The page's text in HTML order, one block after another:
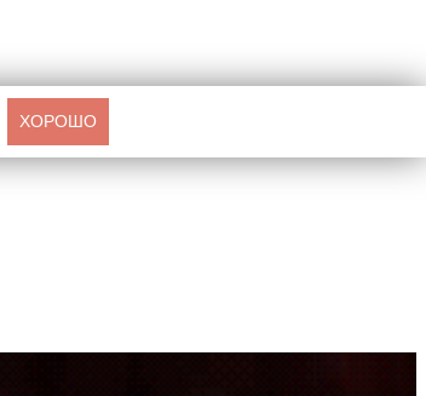
ХОРОШО